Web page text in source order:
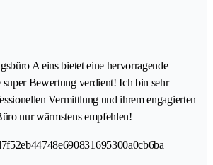
A eins bietet eine hervorragende
Bewertung verdient! Ich bin sehr
Vermittlung und ihrem engagierten
nur wärmstens empfehlen!